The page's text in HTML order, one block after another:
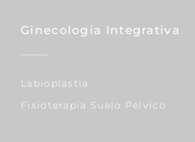
Ginecología Integrativa
Labioplastia
Fisioterapia Suelo Pélvico